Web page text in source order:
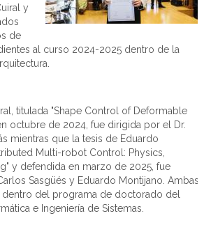
y
de
al curso 2024-2025 dentro de la
titulada "Shape Control of Deformable
octubre de 2024, fue dirigida por el Dr.
mientras que la tesis de Eduardo
Multi-robot Control: Physics,
y defendida en marzo de 2025, fue
Sasgüés y Eduardo Montijano. Ambas
dentro del programa de doctorado del
e Ingeniería de Sistemas.